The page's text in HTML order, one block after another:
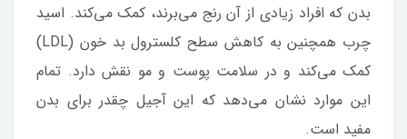
بدن که افراد زیادی از آن رنج می‌برند، کمک می‌کند. اسید
چرب همچنین به کاهش سطح کلسترول بد خون (LDL)
کمک می‌کند و در سلامت پوست و‌ مو نقش دارد. تمام
این موارد نشان می‌دهد که این آجیل چقدر برای بدن
مفید است.